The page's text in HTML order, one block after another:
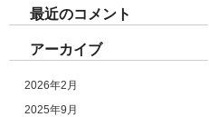
最近のコメント
アーカイブ
2026年2月
2025年9月